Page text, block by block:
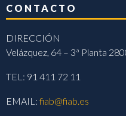
CONTACTO
DIRECCIÓN
Velázquez, 64 – 3ª Planta
TEL: 91 411 72 11
EMAIL:fiab@fiab.es